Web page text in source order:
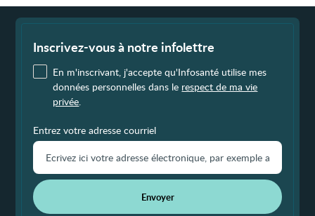
Inscrivez-vous à notre infolettre
En m'inscrivant, j'accepte qu'Infosanté utilise mes
données personnelles dans le respect de ma vie
privée.
Entrez votre adresse courriel
Envoyer